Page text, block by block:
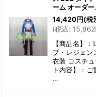
ーム オーダ
14,420円(税
(税込: 15,862
【商品名】
ブ・レジェン
衣装 コスチ
ト内容】：ご
…